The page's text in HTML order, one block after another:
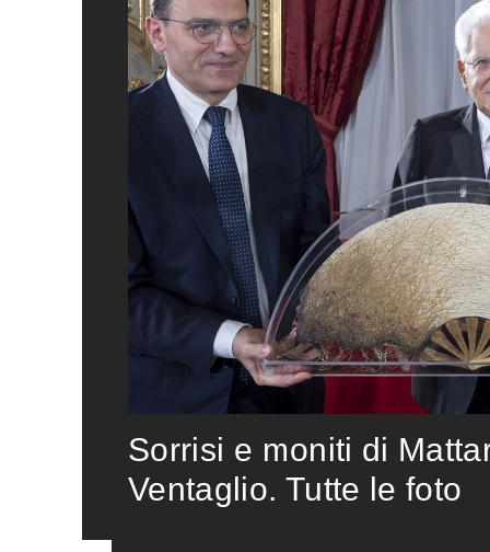
Sorrisi e moniti di
Ventaglio. Tutte le foto